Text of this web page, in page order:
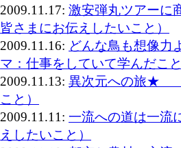
2009.11.17: 激安弾丸ツアーに
皆さまにお伝えしたいこと）
2009.11.16: どんな鳥も想像
マ：仕事をしていて学んだこ
2009.11.13: 異次元への旅★ （
こと）
2009.11.11: 一流への道は一
えしたいこと）